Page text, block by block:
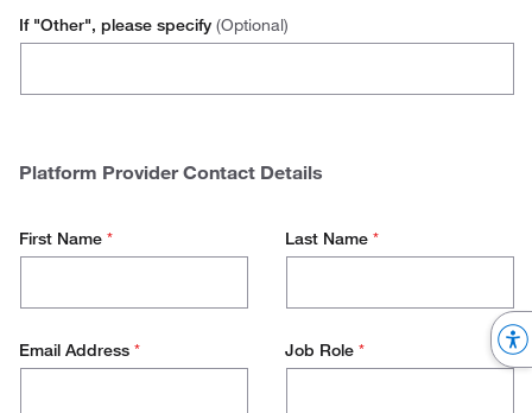
other
Vendors?
you
use
initiate
connection?
Other
If "Other", please specify (Optional)
Platform Provider Contact Details
First Name * Last Name *
Email Address * Job Role *